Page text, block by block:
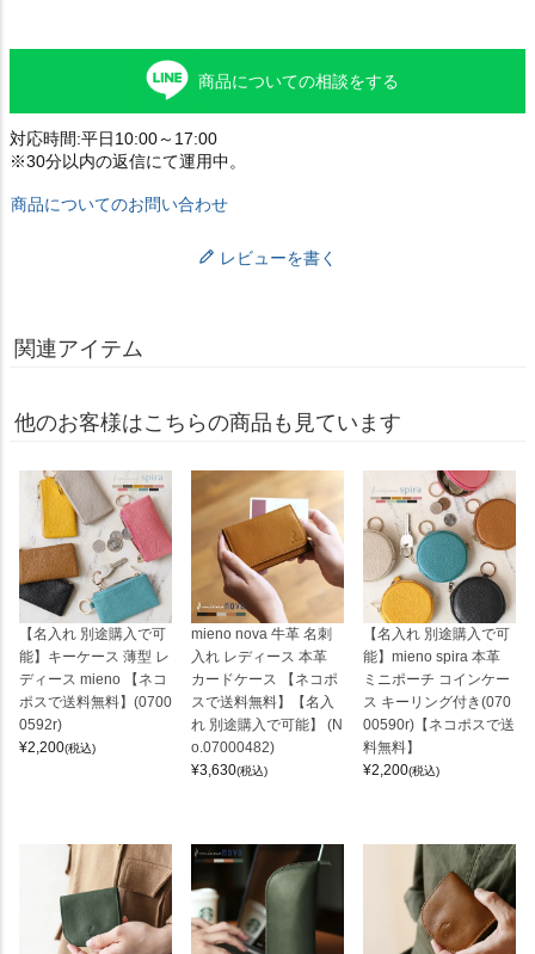
商品についての相談をする
対応時間:平日10:00～17:00
※30分以内の返信にて運用中。
商品についてのお問い合わせ
レビューを書く
関連アイテム
他のお客様はこちらの商品も見ています
【名入れ 別途購入で可
能】キーケース 薄型 レ
ディース mieno 【ネコ
ポスで送料無料】(0700
0592r)
¥2,200(税込)
mieno nova 牛革 名刺
入れ レディース 本革
カードケース 【ネコポ
スで送料無料】【名入
れ 別途購入で可能】 (N
o.07000482)
¥3,630(税込)
【名入れ 別途購入で可
能】mieno spira 本革
ミニポーチ コインケー
ス キーリング付き(070
00590r)【ネコポスで送
料無料】
¥2,200(税込)